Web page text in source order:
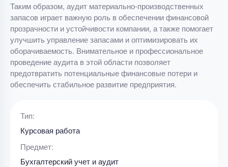
Таким образом, аудит материально-производственных
запасов играет важную роль в обеспечении финансовой
прозрачности и устойчивости компании, а также помогает
улучшить управление запасами и оптимизировать их
оборачиваемость. Внимательное и профессиональное
проведение аудита в этой области позволяет
предотвратить потенциальные финансовые потери и
обеспечить стабильное развитие предприятия.
Тип:
Курсовая работа
Предмет:
Бухгалтерский учет и аудит